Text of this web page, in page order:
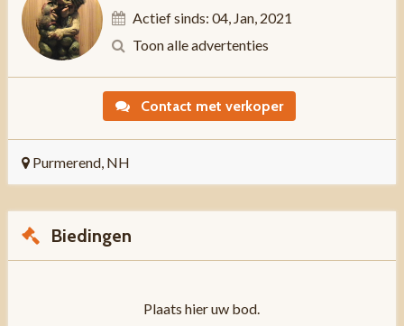
Actief sinds: 04, Jan, 2021
Toon alle advertenties
Contact met verkoper
Purmerend, NH
Biedingen
Plaats hier uw bod.